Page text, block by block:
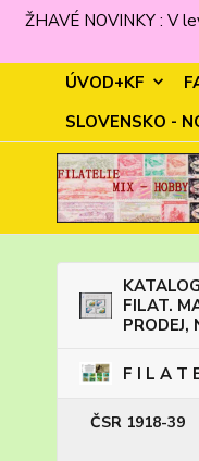
ŽHAVÉ NOVINKY : V
ÚVOD+KF
SLOVENSKO -
FILAT.
PRODEJ,
F I L A T
ČSR 1918-39